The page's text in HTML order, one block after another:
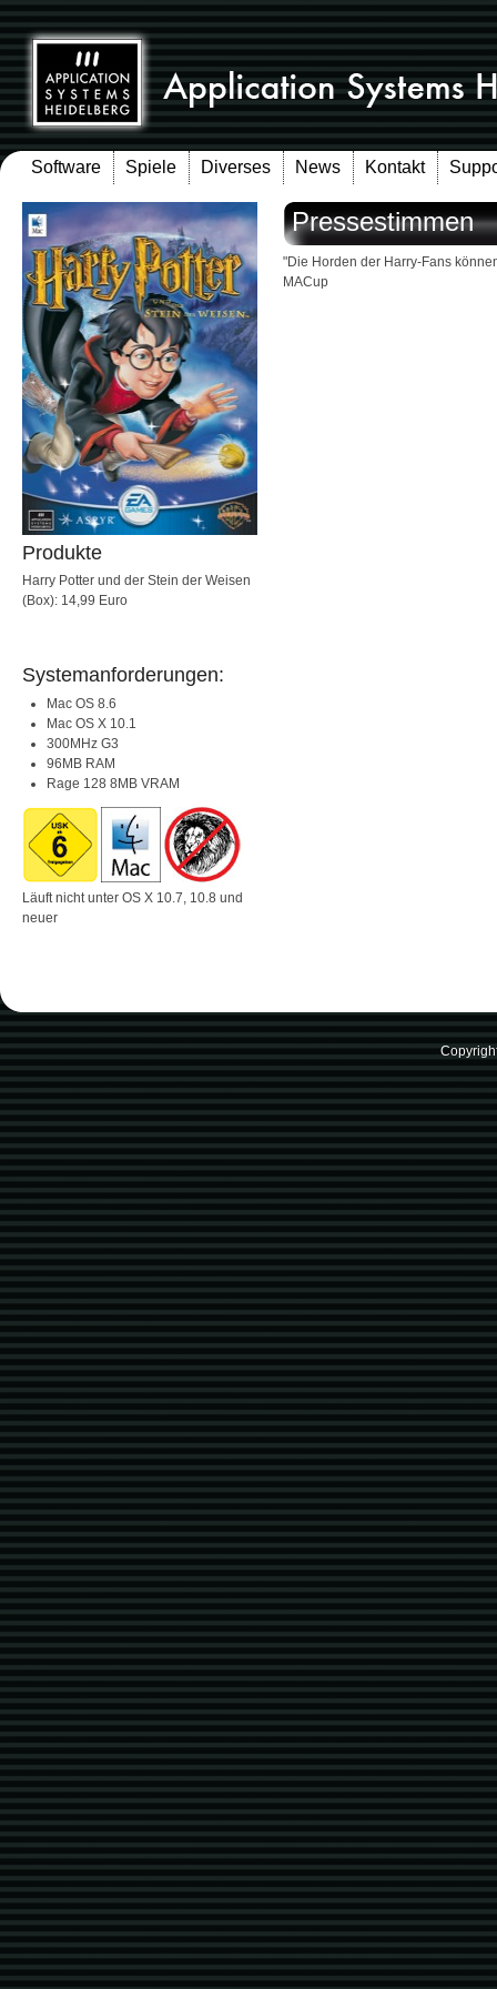
Software Spiele Diverses News Kontakt
Produkte
Harry Potter und der Stein der Weisen
(Box): 14,99 Euro
Systemanforderungen:
Mac OS 8.6
Mac OS X 10.1
300MHz G3
96MB RAM
Rage 128 8MB VRAM
Läuft nicht unter OS X 10.7, 10.8 und
neuer
Pressestimmen
"Die Horden der Harry-Fans
MACup